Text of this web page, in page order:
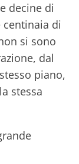
decine di
di
si sono
dal
piano,
stessa